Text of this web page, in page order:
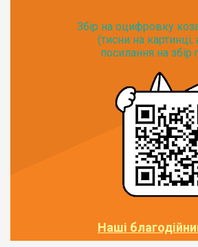
Збір на оцифровку
(тисни на
посилання на збір
Наші